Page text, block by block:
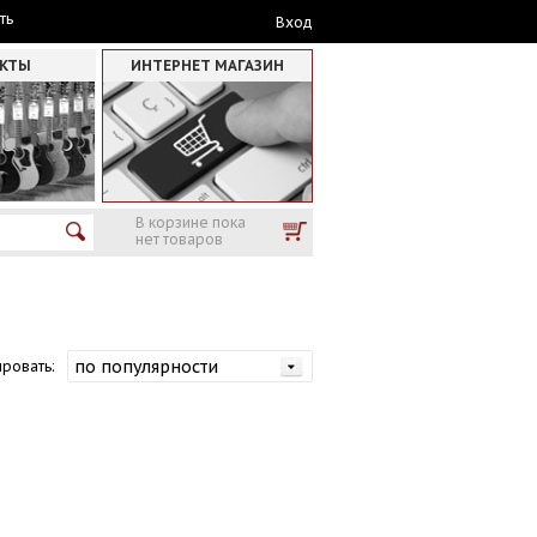
Вход
ИНТЕРНЕТ МАГАЗИН
В корзине пока
нет товаров